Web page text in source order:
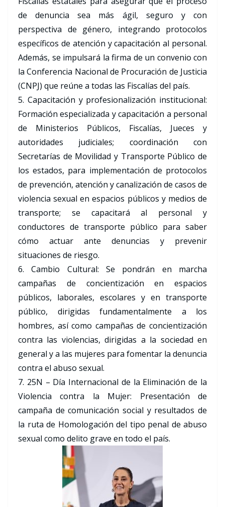
de denuncia sea más ágil, seguro y con
perspectiva de género, integrando protocolos
específicos de atención y capacitación al personal.
Además, se impulsará la firma de un convenio con
la Conferencia Nacional de Procuración de Justicia
(CNPJ) que reúne a todas las Fiscalías del país.
5. Capacitación y profesionalización institucional:
Formación especializada y capacitación a personal
de Ministerios Públicos, Fiscalías, Jueces y
autoridades judiciales; coordinación con
Secretarías de Movilidad y Transporte Público de
los estados, para implementación de protocolos
de prevención, atención y canalización de casos de
violencia sexual en espacios públicos y medios de
transporte; se capacitará al personal y
conductores de transporte público para saber
cómo actuar ante denuncias y prevenir
situaciones de riesgo.
6. Cambio Cultural: Se pondrán en marcha
campañas de concientización en espacios
públicos, laborales, escolares y en transporte
público, dirigidas fundamentalmente a los
hombres, así como campañas de concientización
contra las violencias, dirigidas a la sociedad en
general y a las mujeres para fomentar la denuncia
contra el abuso sexual.
7. 25N – Día Internacional de la Eliminación de la
Violencia contra la Mujer: Presentación de
campaña de comunicación social y resultados de
la ruta de Homologación del tipo penal de abuso
sexual como delito grave en todo el país.